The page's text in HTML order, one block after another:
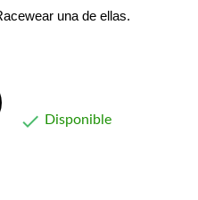
una de ellas.
 Disponible